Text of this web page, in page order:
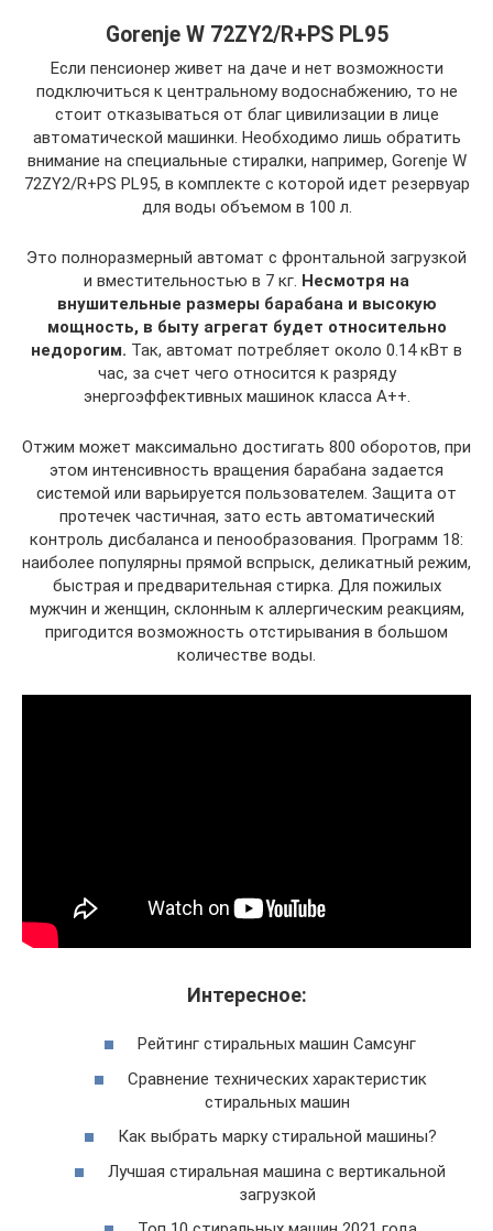
Gorenje W 72ZY2/R+PS PL95
Если пенсионер живет на даче и нет возможности
подключиться к центральному водоснабжению, то не
стоит отказываться от благ цивилизации в лице
автоматической машинки. Необходимо лишь обратить
внимание на специальные стиралки, например, Gorenje W
72ZY2/R+PS PL95, в комплекте с которой идет резервуар
для воды объемом в 100 л.
Это полноразмерный автомат с фронтальной загрузкой
и вместительностью в 7 кг. Несмотря на
внушительные размеры барабана и высокую
мощность, в быту агрегат будет относительно
недорогим. Так, автомат потребляет около 0.14 кВт в
час, за счет чего относится к разряду
энергоэффективных машинок класса А++.
Отжим может максимально достигать 800 оборотов, при
этом интенсивность вращения барабана задается
системой или варьируется пользователем. Защита от
протечек частичная, зато есть автоматический
контроль дисбаланса и пенообразования. Программ 18:
наиболее популярны прямой вспрыск, деликатный режим,
быстрая и предварительная стирка. Для пожилых
мужчин и женщин, склонным к аллергическим реакциям,
пригодится возможность отстирывания в большом
количестве воды.
Интересное:
Рейтинг стиральных машин Самсунг
Сравнение технических характеристик
стиральных машин
Как выбрать марку стиральной машины?
Лучшая стиральная машина с вертикальной
загрузкой